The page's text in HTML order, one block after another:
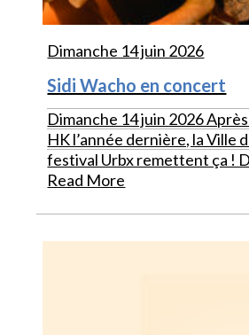
Dimanche 14 juin 2026
Sidi Wacho en concert
Dimanche 14 juin 2026
HK l’année dernière, la Ville
festival Urbx remettent ça !
Read More